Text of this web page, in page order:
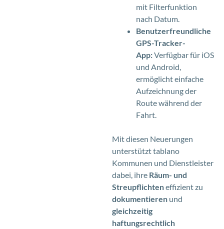
mit Filterfunktion
nach Datum.
Benutzerfreundliche
GPS-Tracker-
App:Verfügbar für iOS
und Android,
ermöglicht einfache
Aufzeichnung der
Route während der
Fahrt.
Mit diesen Neuerungen
unterstützt tablano
Kommunen und Dienstleister
dabei, ihre Räum- und
Streupflichteneffizient zu
dokumentieren und
gleichzeitig
haftungsrechtlich